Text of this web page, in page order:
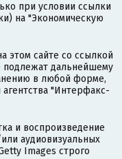
при условии ссылки
на "Экономическую
этом сайте со ссылкой
подлежат дальнейшему
в любой форме,
"Интерфакс-
и воспроизведение
аудиовизуальных
Images строго